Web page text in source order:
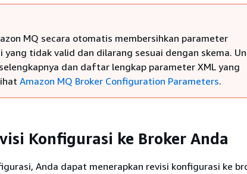
MQ secara otomatis membersihkan parameter
yang tidak valid dan dilarang sesuai dengan skema.
dan daftar lengkap parameter XML yang
Amazon MQ Broker Configuration Parameters.
Konfigurasi ke Broker Anda
Anda dapat menerapkan revisi konfigurasi ke